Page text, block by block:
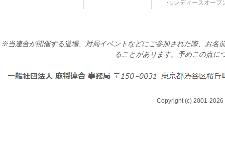
μレディースオープ
※当連合が開催する道場、対局イベントなどにご参加された際、お名
ることがあります。予めこの点に
Copyright (c) 2001-